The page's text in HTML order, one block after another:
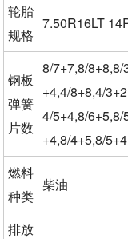
轮胎
规格
7.50R16LT
钢板
弹簧
片数
8/7+7,8/
+4,4/8+8,4/
4/5+4,8/
+4,8/4+5,8/
燃料
种类
柴油
排放